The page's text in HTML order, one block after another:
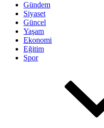
Gündem
Siyaset
Güncel
Yaşam
Ekonomi
Eğitim
Spor